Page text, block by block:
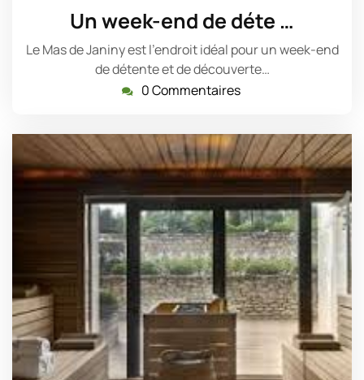
2023
Un week-end de déte …
Le Mas de Janiny est l'endroit idéal pour un week-end
de détente et de découverte…
0 Commentaires